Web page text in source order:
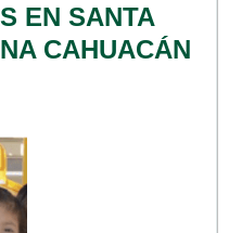
EN SANTA
CAHUACÁN